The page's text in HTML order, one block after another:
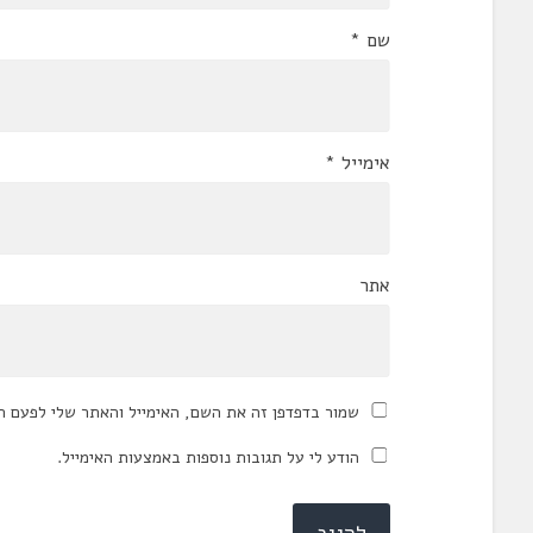
שם *
אימייל *
אתר
שמור בדפדפן זה את השם, האימייל והאתר שלי לפעם
הודע לי על תגובות נוספות באמצעות האימייל.